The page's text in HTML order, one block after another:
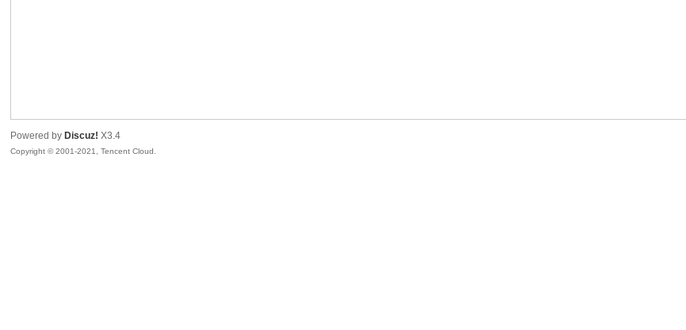
Powered by Discuz! X3.4
Copyright © 2001-2021, Tencent Cloud.